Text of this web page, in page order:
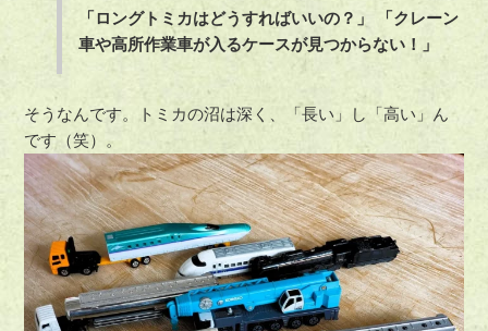
「ロングトミカはどうすればいいの？」
「クレーン
車や高所作業車が入るケースが見つからない！」
そうなんです。トミカの沼は深く、「長い」し「高い」ん
です（笑）。